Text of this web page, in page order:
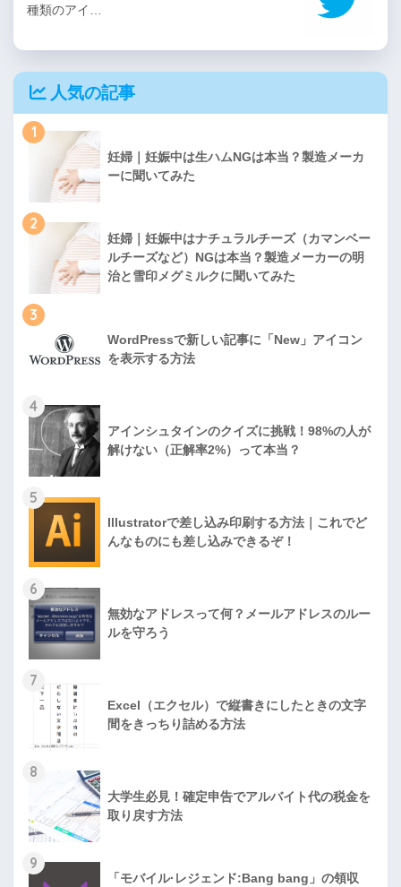
種類のアイ…
人気の記事
1
妊婦｜妊娠中は生ハムNGは本当？製造メーカ
ーに聞いてみた
2
妊婦｜妊娠中はナチュラルチーズ（カマンベー
ルチーズなど）NGは本当？製造メーカーの明
治と雪印メグミルクに聞いてみた
3
WordPressで新しい記事に「New」アイコン
を表示する方法
4
アインシュタインのクイズに挑戦！98%の人が
解けない（正解率2%）って本当？
5
Illustratorで差し込み印刷する方法｜これでど
んなものにも差し込みできるぞ！
6
無効なアドレスって何？メールアドレスのルー
ルを守ろう
7
Excel（エクセル）で縦書きにしたときの文字
間をきっちり詰める方法
8
大学生必見！確定申告でアルバイト代の税金を
取り戻す方法
9
「モバイル·レジェンド:Bang bang」の領収